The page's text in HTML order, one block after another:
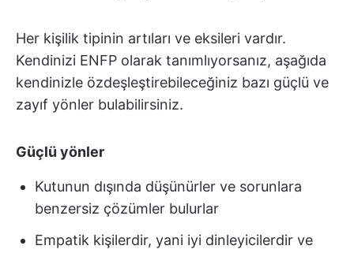
Her kişilik tipinin artıları ve eksileri vardır.
Kendinizi ENFP olarak tanımlıyorsanız, aşağıda
kendinizle özdeşleştirebileceğiniz bazı güçlü ve
zayıf yönler bulabilirsiniz.
Güçlü yönler
Kutunun dışında düşünürler ve sorunlara
benzersiz çözümler bulurlar
Empatik kişilerdir, yani iyi dinleyicilerdir ve